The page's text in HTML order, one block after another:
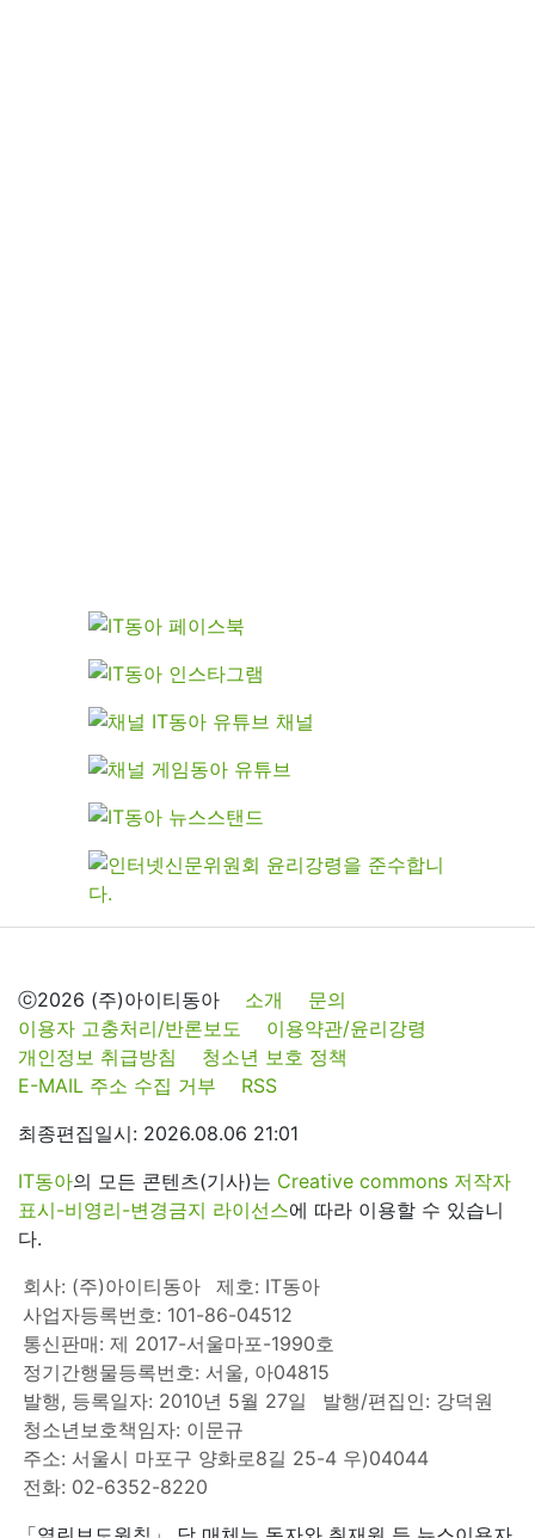
ⓒ2026 (주)아이티동아 소개
문의
이용자 고충처리/반론보도
이용약관/윤리강령
개인정보 취급방침
청소년 보호 정책
E-MAIL 주소 수집 거부
RSS
최종편집일시: 2026.08.06 21:01
IT동아의 모든 콘텐츠(기사)는 Creative commons 저작자
표시-비영리-변경금지 라이선스에 따라 이용할 수 있습니
다.
회사: (주)아이티동아
제호: IT동아
사업자등록번호: 101-86-04512
통신판매: 제 2017-서울마포-1990호
정기간행물등록번호: 서울, 아04815
발행, 등록일자: 2010년 5월 27일
발행/편집인: 강덕원
청소년보호책임자: 이문규
주소: 서울시 마포구 양화로8길 25-4 우)04044
전화: 02-6352-8220